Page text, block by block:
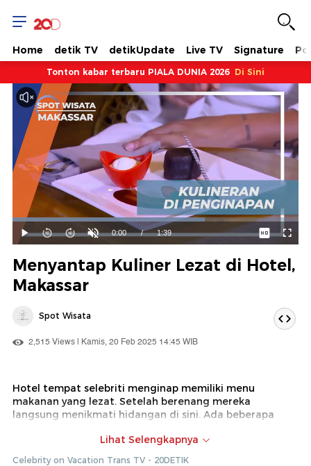
Home detik TV detikUpdate Live TV Signature
Tonton kabar terbaru PIALA DUNIA 2026 Di Sini
Mainkan
Suara
Hidup
Waktu
0:00 / Durasi
1:39
Dimuat:
67.26%
Menyantap Kuliner Lezat di Hotel,
Makassar
Spot Wisata
2,515 Views | Kamis, 20 Feb 2025 14:45 WIB
Hotel tempat selebriti menginap memiliki menu
makanan yang lezat. Setelah berenang mereka
langsung menikmati hidangan di sini. Ada beberapa
Lihat Selengkapnya
Celebrity on Vacation Trans TV - 20DETIK